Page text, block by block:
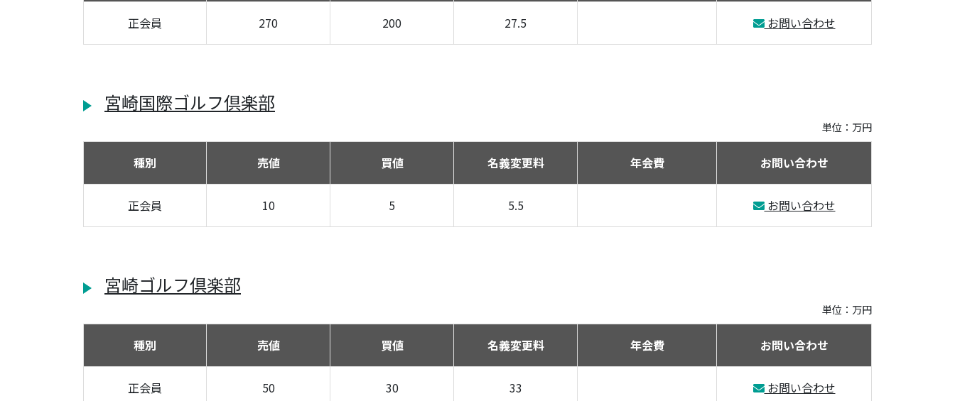
正会員 270 200 27.5 お問い合わせ
宮崎国際ゴルフ倶楽部
単位：万円
種別 売値 買値 名義変更料 年会費 お問い合わせ
正会員 10 5 5.5 お問い合わせ
宮崎ゴルフ倶楽部
単位：万円
種別 売値 買値 名義変更料 年会費 お問い合わせ
正会員 50 30 33 お問い合わせ